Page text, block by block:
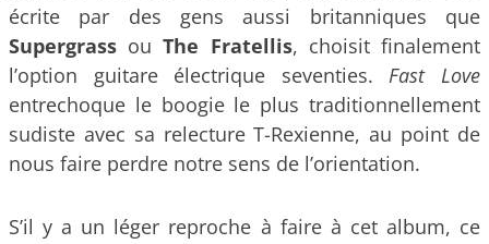
écrite par des gens aussi britanniques que
Supergrass ouThe Fratellis, choisit finalement
l’option guitare électrique seventies.Fast Love
entrechoque le boogie le plus traditionnellement
sudiste avec sa relecture T-Rexienne, au point de
nous faire perdre notre sens de l’orientation.
S’il y a un léger reproche à faire à cet album, ce